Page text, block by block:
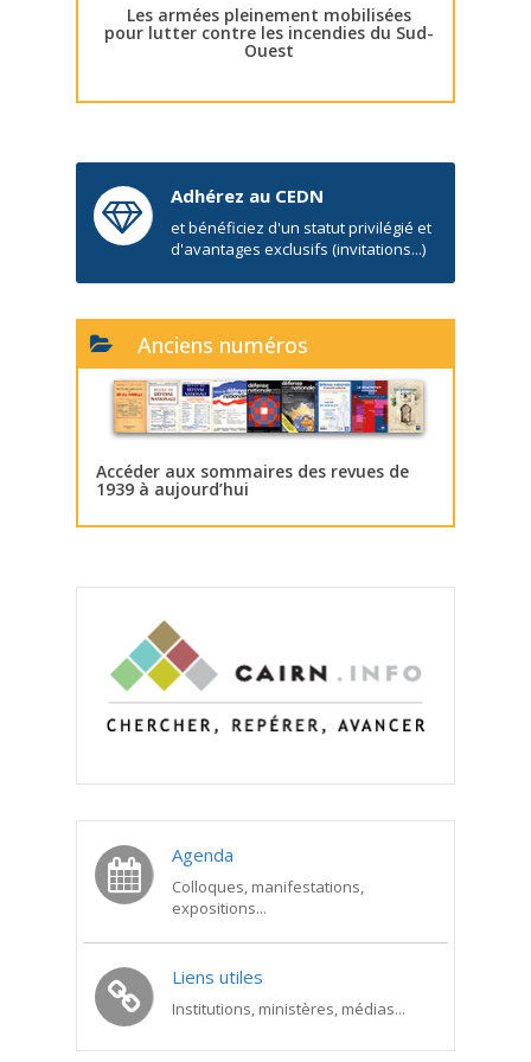
Les armées pleinement mobilisées
pour lutter contre les incendies du Sud-
Ouest
Adhérez au CEDN
et bénéficiez d'un statut privilégié et
d'avantages exclusifs (invitations...)
Anciens numéros
Accéder aux sommaires des revues de
1939 à aujourd’hui
Agenda
Colloques, manifestations,
expositions...
Liens utiles
Institutions, ministères, médias...